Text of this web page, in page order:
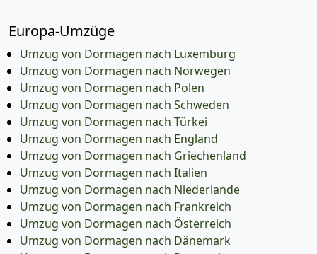
Europa-Umzüge
Umzug von Dormagen nach Luxemburg
Umzug von Dormagen nach Norwegen
Umzug von Dormagen nach Polen
Umzug von Dormagen nach Schweden
Umzug von Dormagen nach Türkei
Umzug von Dormagen nach England
Umzug von Dormagen nach Griechenland
Umzug von Dormagen nach Italien
Umzug von Dormagen nach Niederlande
Umzug von Dormagen nach Frankreich
Umzug von Dormagen nach Österreich
Umzug von Dormagen nach Dänemark